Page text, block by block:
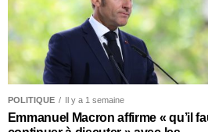
POLITIQUE Il y a 1 semaine
Emmanuel Macron affirme « qu’il